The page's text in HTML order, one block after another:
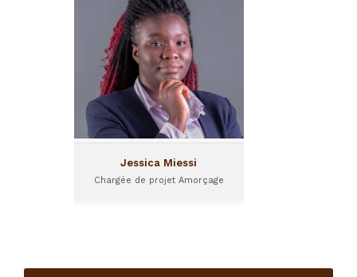
Jessica Miessi
Chargée de projet Amorçage
Chargée de projet Amorçage
Jessica Miessi est chargée
de projet au sein de Comoé
Capital. Elle travaille sur le
programme d'amorçage I&P
Accélération au Sahel.